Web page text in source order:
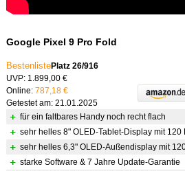
Google Pixel 9 Pro Fold
BestenlistePlatz 26/916
UVP: 1.899,00 €
Online: 787,18 €
Getestet am: 21.01.2025
für ein faltbares Handy noch recht flach
sehr helles 8" OLED-Tablet-Display mit 120
sehr helles 6,3" OLED-Außendisplay mit
starke Software & 7 Jahre Update-Garantie